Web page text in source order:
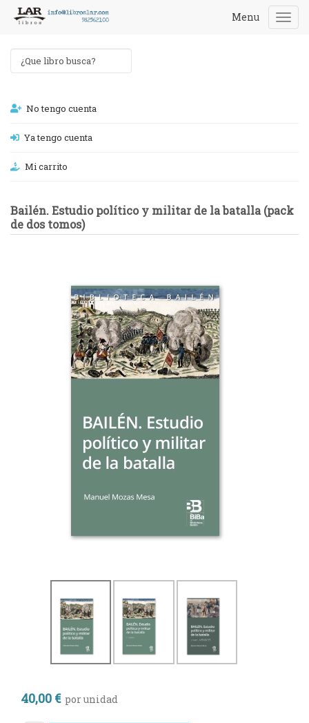
Menu
No tengo cuenta
Ya tengo cuenta
Mi carrito
Bailén. Estudio político y militar de la batalla (pack
de dos tomos)
40,00 € por unidad